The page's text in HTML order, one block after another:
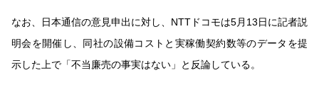
なお、日本通信の意見申出に対し、NTTドコモは5月13日に記者説
明会を開催し、同社の設備コストと実稼働契約数等のデータを提
示した上で「不当廉売の事実はない」と反論している。